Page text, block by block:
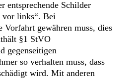
entsprechende Schilder
vor links“. Bei
gewähren muss, dies
§1 StVO
gegenseitigen
so verhalten muss, dass
wird. Mit anderen